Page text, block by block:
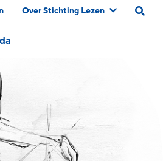
Over Stichting Lezen